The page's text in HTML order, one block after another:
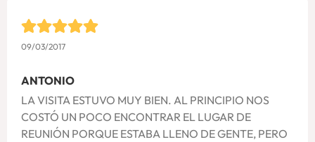
09/03/2017
ANTONIO
LA VISITA ESTUVO MUY BIEN. AL PRINCIPIO NOS
COSTÓ UN POCO ENCONTRAR EL LUGAR DE
REUNIÓN PORQUE ESTABA LLENO DE GENTE, PERO